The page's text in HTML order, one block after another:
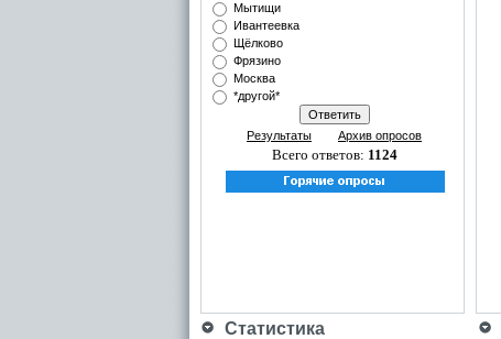
Мытищи
Ивантеевка
Щёлково
Фрязино
Москва
*другой*
Результаты Архив опросов
Всего ответов: 1124
Статистика